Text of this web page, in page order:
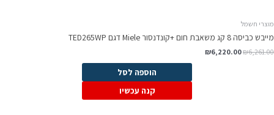
מוצרי חשמל
מייבש כביסה 8 קג משאבת חום +קונדנסור Miele דגם TED265WP
₪6,261.00
₪6,220.00
הוספה לסל
קנה עכשיו